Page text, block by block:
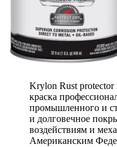
Krylon Rust protector
краска
промышленного и
и долговечное
воздействиям и
Американским